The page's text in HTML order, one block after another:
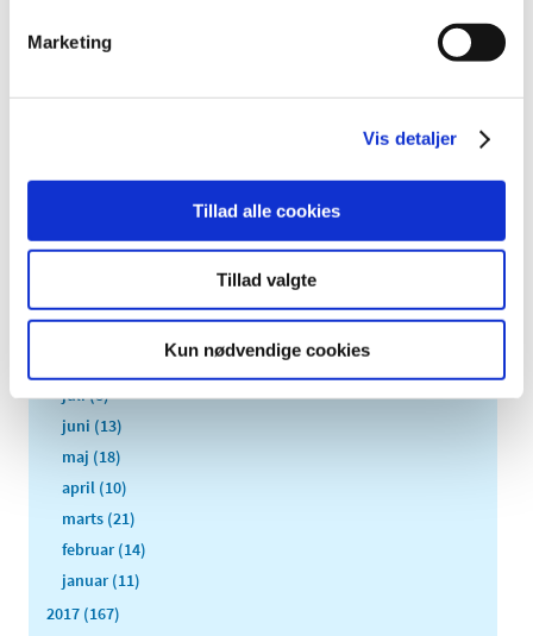
Marketing
Vis detaljer
Tillad alle cookies
Tillad valgte
Kun nødvendige cookies
2023 (195)
2019 (159)
december (12)
oktober (16)
juli (8)
juni (13)
maj (18)
april (10)
marts (21)
februar (14)
januar (11)
2017 (167)